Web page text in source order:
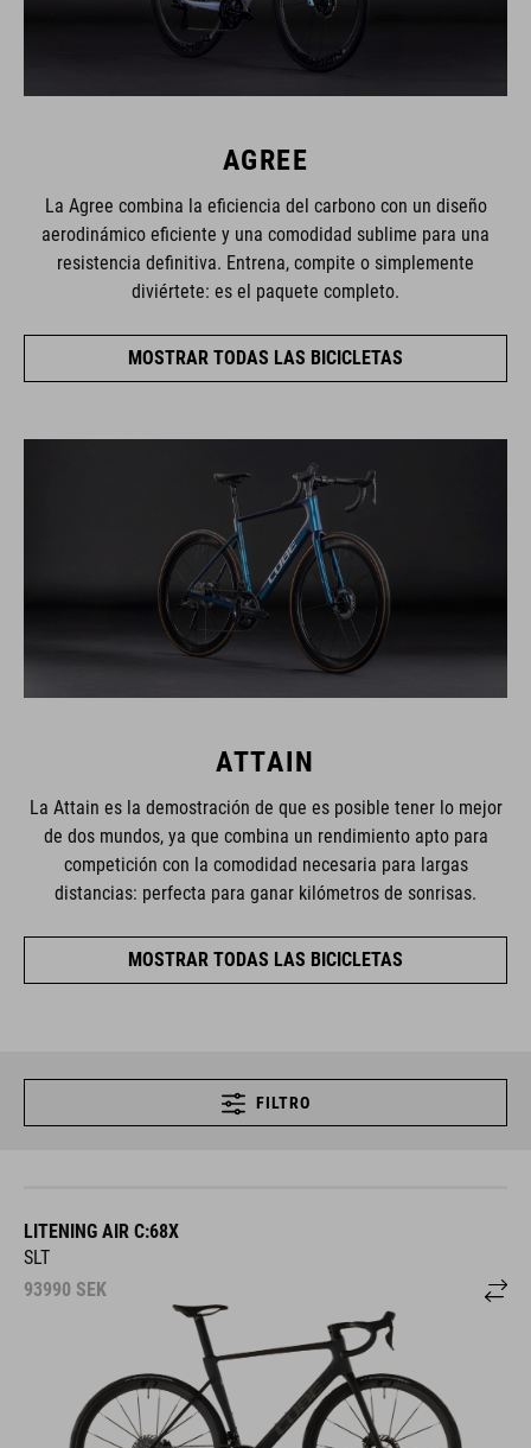
AGREE
La Agree combina la eficiencia del carbono con un diseño
aerodinámico eficiente y una comodidad sublime para una
resistencia definitiva. Entrena, compite o simplemente
diviértete: es el paquete completo.
MOSTRAR TODAS LAS BICICLETAS
ATTAIN
La Attain es la demostración de que es posible tener lo mejor
de dos mundos, ya que combina un rendimiento apto para
competición con la comodidad necesaria para largas
distancias: perfecta para ganar kilómetros de sonrisas.
MOSTRAR TODAS LAS BICICLETAS
FILTRO
LITENING AIR C:68X
SLT
93990 SEK